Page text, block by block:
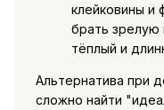
клейковины и
брать
тёплый и
Альтернатива при
сложно найти